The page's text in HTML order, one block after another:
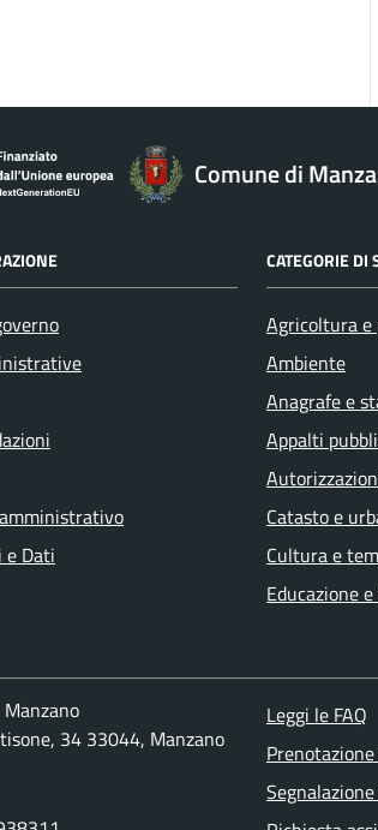
Comune di
e Dati
CATEGORIE DI
Agricoltura e
Ambiente
Anagrafe e
Appalti
Catasto e
Cultura e
Educazione
34 33044, Manzano
Leggi le FAQ